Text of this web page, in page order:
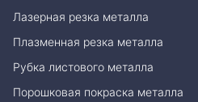
Лазерная резка металла
Плазменная резка металла
Рубка листового металла
Порошковая покраска металла